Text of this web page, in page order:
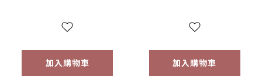
加入購物車 加入購物車